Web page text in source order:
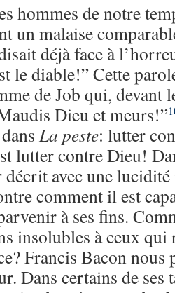
hommes de notre
un malaise
déjà face à
le diable!” Cette
de Job qui, devant
Dieu et meurs!”
La peste: lutter
lutter contre Dieu!
avec une lucidité
comment il est
à ses fins.
insolubles à ceux
Francis Bacon nous
Dans certains de ses